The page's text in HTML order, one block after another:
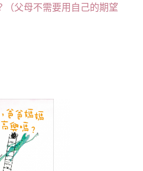
父母不需要用自己的期望